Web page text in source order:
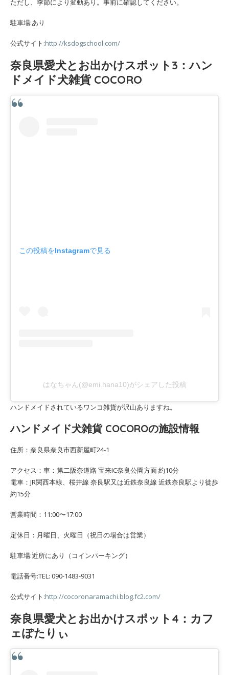
ただし、季節により変動あり。事前に確認してください。
駐車場:あり
公式サイト:http://ksdogschool.com/
奈良県愛犬とお出かけスポット3：ハン
ドメイド犬雑貨 COCORO
この投稿をInstagramで見る
はなちゃん(@emi.hana10)がシェアした投稿
ハンドメイドされているワンコ雑貨が沢山ありますね。
ハンドメイド犬雑貨 COCOROの施設情報
住所：奈良県奈良市西新屋町24-1
アクセス：車：第二阪奈道路 宝来IC奈良公園方面 約10分
電車：JR関西本線、桜井線 奈良駅又は近鉄奈良線 近鉄奈良駅より徒歩
約15分
営業時間：11:00〜17:00
定休日：月曜日、火曜日（祝日の場合は営業）
駐車場:近所にあり（コインパーキング）
電話番号:TEL: 090-1483-9031
公式サイト:http://cocoronaramachi.blog.fc2.com/
奈良県愛犬とお出かけスポット4：カフ
ェぽたりぃ